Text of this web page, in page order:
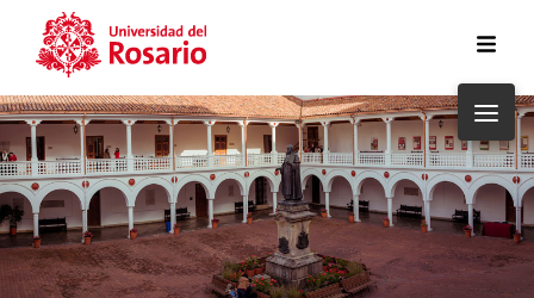
Pasar al contenido principal